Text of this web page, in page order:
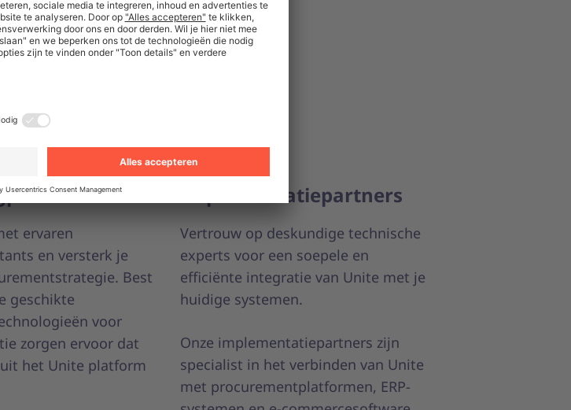
ervaren
en versterk je
Best
geschikte
voor
zorgen ervoor dat
het Unite platform
Implementatiepartners
Vertrouw op deskundige technische
experts voor een soepele en
efficiënte integratie van Unite met je
huidige systemen.
Onze implementatiepartners zijn
specialist in het verbinden van Unite
met procurementplatformen, ERP-